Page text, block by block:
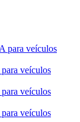
para veículos
veículos
veículos
veículos